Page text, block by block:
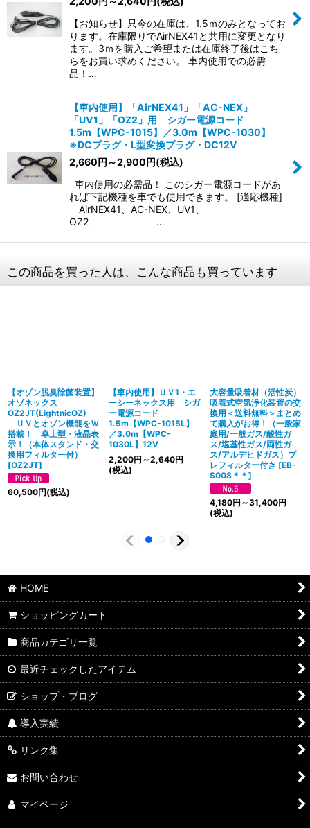
【お知らせ】只今の在庫は、1.5ｍのみとなってお
ります。在庫限りでAirNEX41と共用に変更となり
ます。3ｍを購入ご希望または在庫終了後はこち
らをお買い求めください。 車内使用での必需
品！…
【車内使用】「AirNEX41」「AC-NEX」
「UV1」「OZ2」用 シガー電源コード
1.5m【WPC-1015】／3.0m【WPC-1030】
※DCプラグ・L型変換プラグ・DC12V
2,660円 ～2,900円(税込)
車内使用の必需品！ このシガー電源コードがあ
れば下記機種を車でも使用できます。 [適応機種]
AirNEX41、AC-NEX、UV1、
OZ2 …
この商品を買った人は、こんな商品も買っています
【オゾン脱臭除菌装置】
オゾネックス
OZ2JT(LightnicOZ)
ＵＶとオゾン機能をＷ
搭載！ 卓上型・液晶表
示！（本体スタンド・交
換用フィルター付）
[OZ2JT]
60,500円(税込)
【車内使用】ＵＶ1・エ
ーシーネックス用 シガ
ー電源コード
1.5m【WPC-1015L】
／3.0m【WPC-
1030L】12V
2,200円 ～2,640円
(税込)
大容量吸着材（活性炭）
吸着式空気浄化装置の交
換用＜送料無料＞まとめ
て購入がお得！（一般家
庭用/一般ガス/酸性ガ
ス/塩基性ガス/両性ガ
ス/アルデヒドガス）プ
レフィルター付き [EB-
S008＊＊ ]
4,180円 ～31,400円
(税込)
HOME
ショッピングカート
商品カテゴリ一覧
最近チェックしたアイテム
ショップ・ブログ
導入実績
リンク集
お問い合わせ
マイページ